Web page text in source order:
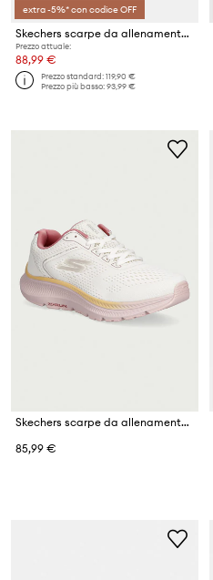
extra -5%* con codice OFF
Skechers scarpe da allenamento da uomo GLIDE STEP ALTUS
Prezzo attuale:
88,99 €
Prezzo standard:119,90 €
Prezzo più basso:93,99 €
Skechers scarpe da allenamento da donna GO RUN CONSISTENT
85,99 €